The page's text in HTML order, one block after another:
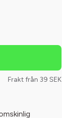
Frakt från 39 SEK